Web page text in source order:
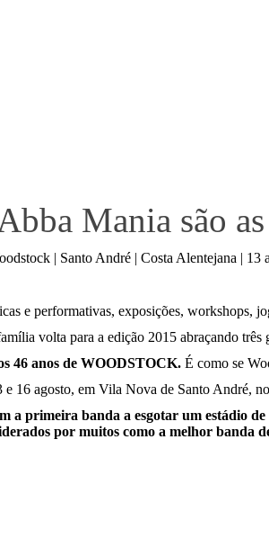
Mania são
| Santo André | Costa Alentejana | 13
e performativas, exposições, workshops,
volta para a edição 2015 abraçando três
46 anos de WOODSTOCK. É como se
e 16 agosto, em Vila Nova de Santo André,
primeira banda a esgotar um estádio de
por muitos como a melhor banda